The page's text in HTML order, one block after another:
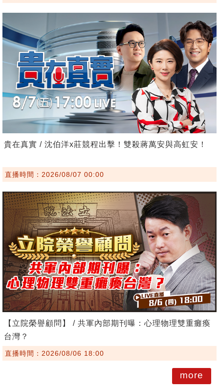
貴在真實 / 沈伯洋x莊競程出擊！雙殺蔣萬安與高虹安！
直播時間：2026/08/07 00:00
【立院榮譽顧問】 / 共軍內部期刊曝：心理物理雙重癱瘓
台灣？
直播時間：2026/08/06 18:00
more